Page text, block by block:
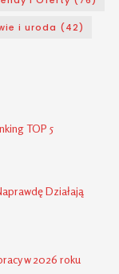
i uroda (42)
TOP 5
Działają
w 2026 roku